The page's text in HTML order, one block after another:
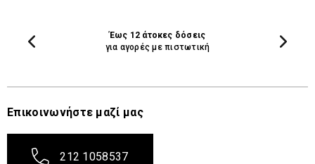
Έως 12 άτοκες δόσεις
για αγορές με πιστωτική
Επικοινωνήστε μαζί μας
212 1058537